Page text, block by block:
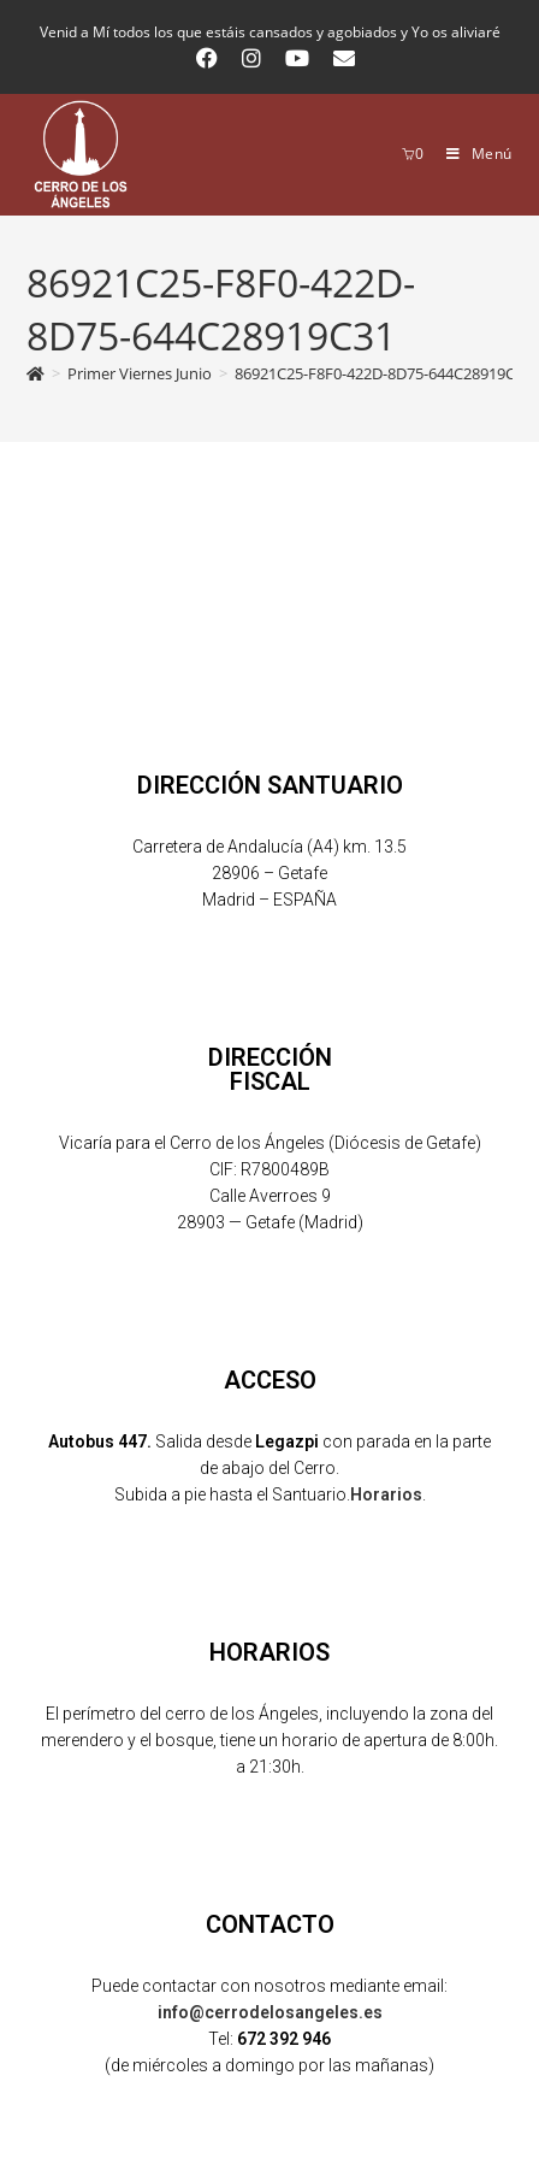
Venid a Mí todos los que estáis cansados y agobiados y Yo os aliviaré
0 Menú
86921C25-F8F0-422D-
8D75-644C28919C31
> Primer Viernes Junio > 86921C25-F8F0-422D-8D75-644C28919C31
DIRECCIÓN SANTUARIO
Carretera de Andalucía (A4) km. 13.5
28906 – Getafe
Madrid – ESPAÑA
DIRECCIÓN
FISCAL
Vicaría para el Cerro de los Ángeles (Diócesis de Getafe)
CIF: R7800489B
Calle Averroes 9
28903 — Getafe (Madrid)
ACCESO
Autobus 447. Salida desde Legazpi con parada en la parte
de abajo del Cerro.
Subida a pie hasta el Santuario. Horarios
HORARIOS
El perímetro del cerro de los Ángeles, incluyendo la zona del
merendero y el bosque, tiene un horario de apertura de 8:00h.
a 21:30h.
CONTACTO
Puede contactar con nosotros mediante email:
info@cerrodelosangeles.es
Tel: 672 392 946
(de miércoles a domingo por las mañanas)